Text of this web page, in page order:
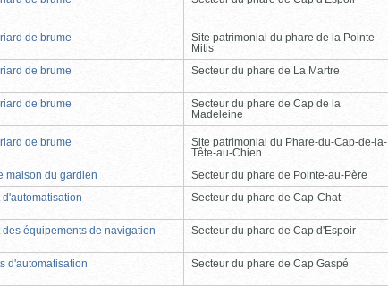
de brume
Site patrimonial du phare de la Pointe-
Mitis
de brume Secteur du phare de La Martre
de brume
Secteur du phare de Cap de la
Madeleine
de brume
Site patrimonial du Phare-du-Cap-de-la-
Tête-au-Chien
maison du gardien Secteur du phare de Pointe-au-Père
d'automatisation
Secteur du phare de Cap-Chat
des équipements de navigation Secteur du phare de Cap d'Espoir
d'automatisation Secteur du phare de Cap Gaspé